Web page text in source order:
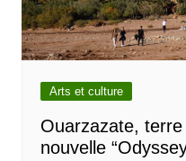
Arts et culture
Ouarzazate, terre
nouvelle